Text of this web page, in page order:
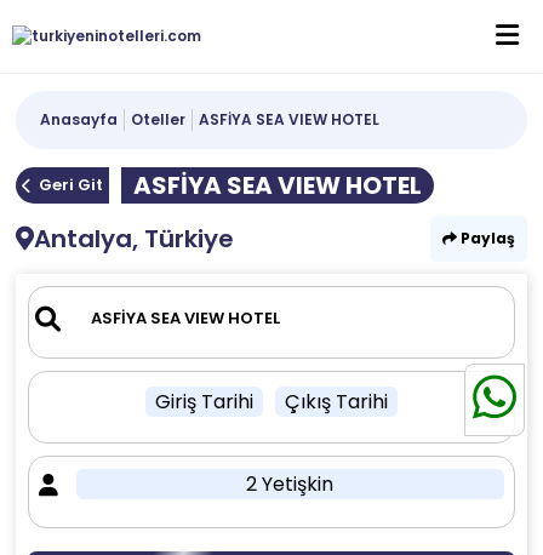
Anasayfa Oteller ASFİYA SEA VIEW HOTEL
Geri Git
ASFİYA SEA VIEW HOTEL
Antalya, Türkiye
Paylaş
Giriş Tarihi Çıkış Tarihi
2 Yetişkin